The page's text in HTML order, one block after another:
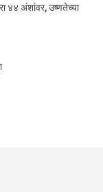
४४ अंशांवर, उष्णतेच्या